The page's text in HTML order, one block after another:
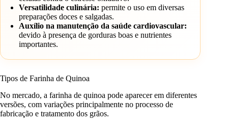
Versatilidade culinária: permite o uso em diversas
preparações doces e salgadas.
Auxílio na manutenção da saúde cardiovascular:
devido à presença de gorduras boas e nutrientes
importantes.
Tipos de Farinha de Quinoa
No mercado, a farinha de quinoa pode aparecer em diferentes
versões, com variações principalmente no processo de
fabricação e tratamento dos grãos.